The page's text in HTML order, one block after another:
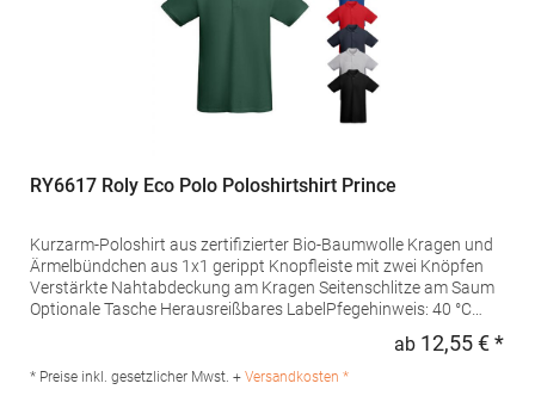
RY6617 Roly Eco Polo Poloshirtshirt Prince
Kurzarm-Poloshirt aus zertifizierter Bio-Baumwolle Kragen und
Ärmelbündchen aus 1x1 gerippt Knopfleiste mit zwei Knöpfen
Verstärkte Nahtabdeckung am Kragen Seitenschlitze am Saum
Optionale Tasche Herausreißbares LabelPfegehinweis: 40 °C
g/m²Materialzusammensetzung: 100% Baumwolle (Heather
Grey: 85% Baumwolle / 15% Viskose)Angaben zur
ab 12,55 € *
* Preise inkl. gesetzlicher Mwst. + Versandkosten *